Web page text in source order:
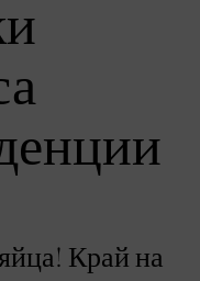
Край на